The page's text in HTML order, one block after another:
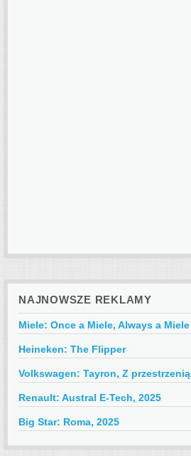
NAJNOWSZE REKLAMY
Miele: Once a Miele, Always a Miele
Heineken: The Flipper
Volkswagen: Tayron, Z
Renault: Austral E-Tech, 2025
Big Star: Roma, 2025